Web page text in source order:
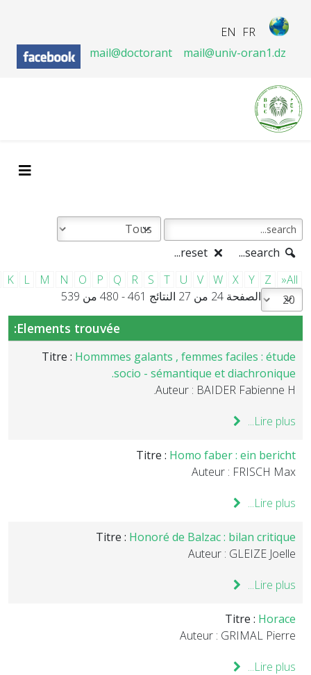
FR
EN
mail@doctorant
mail@univ-oran1.dz
K
L M N O P Q R S T U V W X Y Z
»All
الصفحة 24 من 27 النتائج 461 - 480 من 539
Elements trouvée:
Titre : Hommmes galants , femmes faciles : étude
socio - sémantique et diachronique.
Auteur : BAIDER Fabienne H.
Lire plus...
Titre : Homo faber : ein bericht
Auteur : FRISCH Max
Lire plus...
Titre : Honoré de Balzac : bilan critique
Auteur : GLEIZE Joelle
Lire plus...
Titre : Horace
Auteur : GRIMAL Pierre
Lire plus...